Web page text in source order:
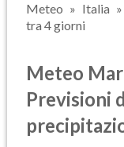
Meteo Italia
tra 4 giorni
Meteo
Previsioni